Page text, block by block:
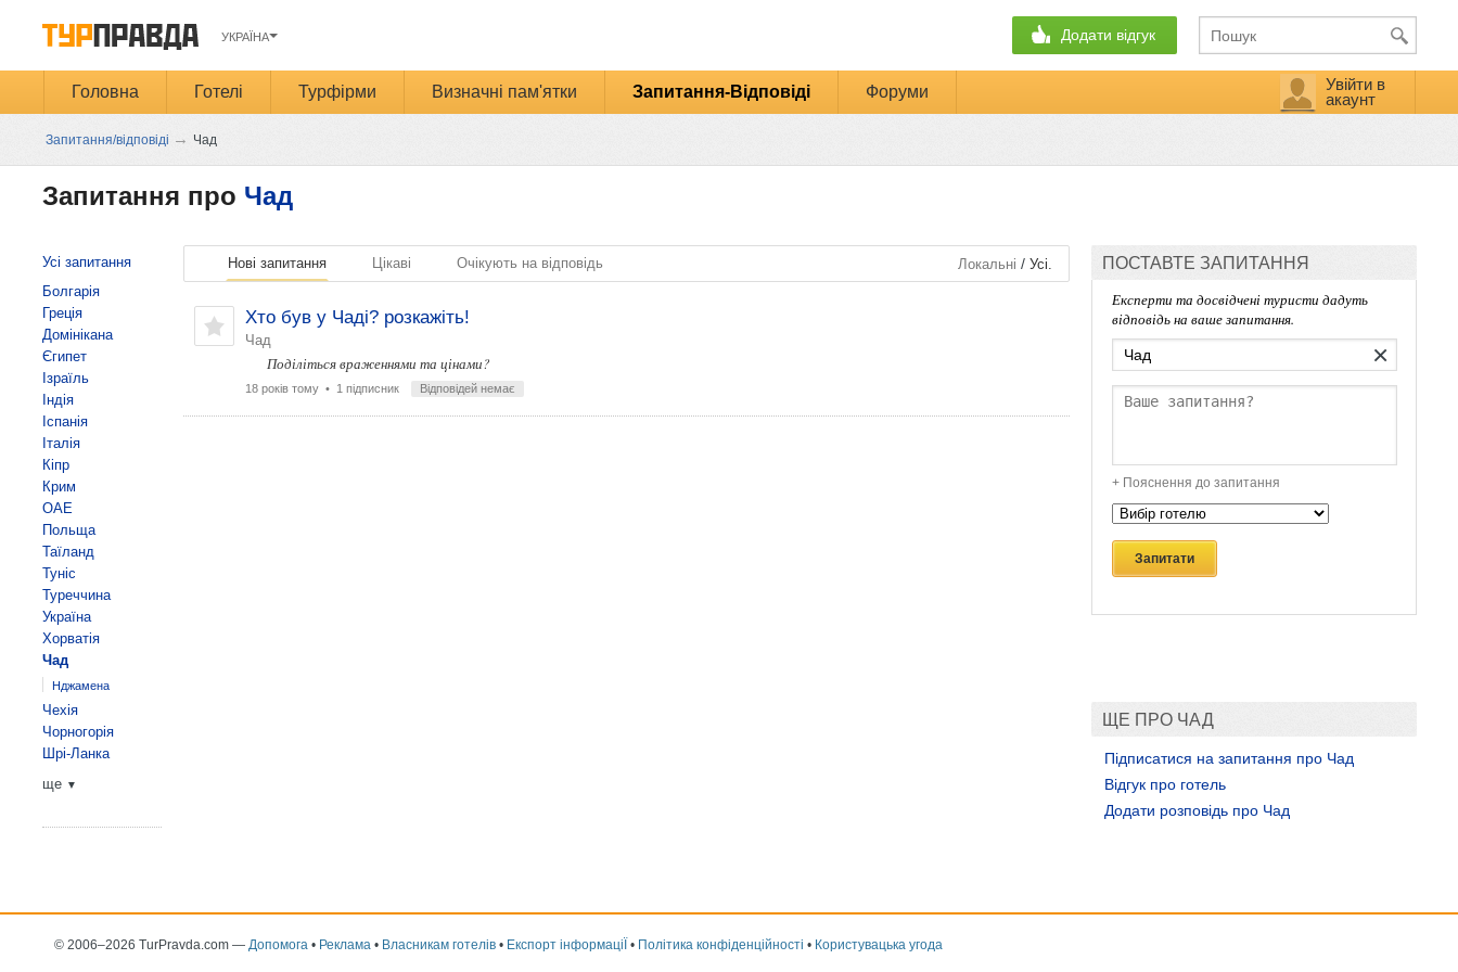
УКРАЇНА Додати відгук
Головна Готелі Турфірми Визначні пам'ятки Запитання-Відповіді Форуми
Увійти в
акаунт
Запитання/відповіді → Чад
Запитання про Чад
ПОСТАВТЕ ЗАПИТАННЯ
Експерти та досвідчені туристи дадуть
відповідь на ваше запитання.
×
+ Пояснення до запитання
Запитати
ЩЕ ПРО ЧАД
Підписатися на запитання про Чад
Відгук про готель
Додати розповідь про Чад
Нові запитання Цікаві Очікують на відповідь Локальні / Усі.
Хто був у Чаді? розкажіть!
Чад
Поділіться враженнями та цінами?
18 років тому• 1 підписник Відповідей немає
Усі запитання
Болгарія
Греція
Домінікана
Єгипет
Ізраїль
Індія
Іспанія
Італія
Кіпр
Крим
ОАЕ
Польща
Таїланд
Туніс
Туреччина
Україна
Хорватія
Чад
Нджамена
Чехія
Чорногорія
Шрі-Ланка
ще ▼
© 2006–2026 TurPravda.com — Допомога • Реклама • Власникам готелів • Експорт інформаціЇ • Політика конфіденційності • Користувацька угода